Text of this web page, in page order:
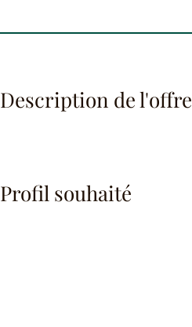
Description de l'offre
Profil souhaité